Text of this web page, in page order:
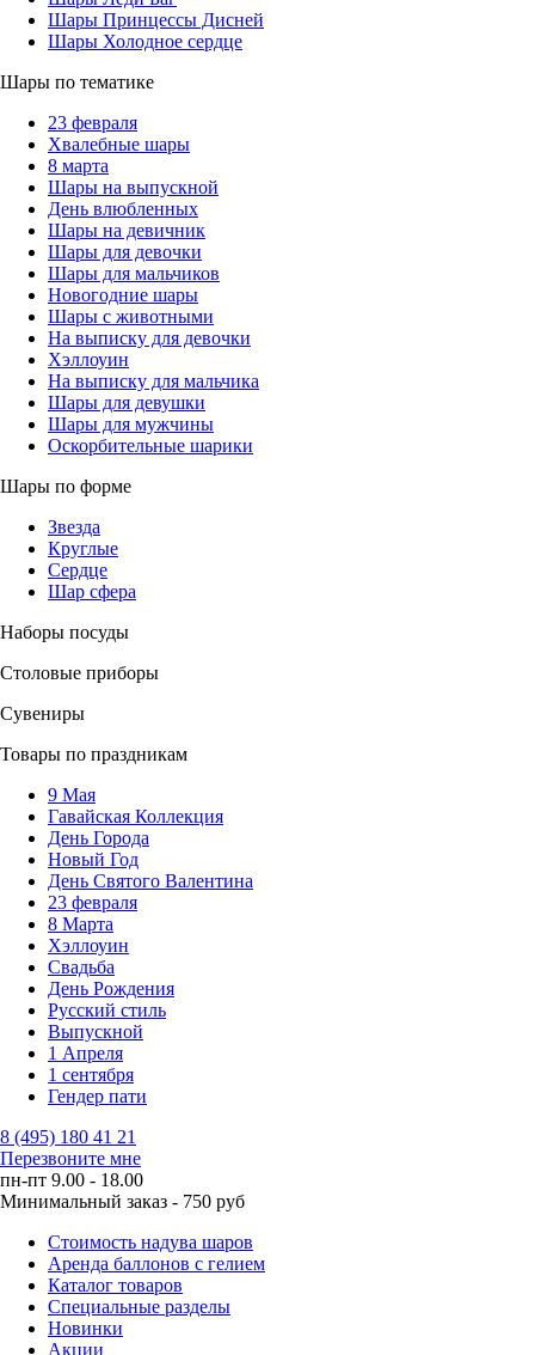
Шары Принцессы Дисней
Шары Холодное сердце
Шары по тематике
23 февраля
Хвалебные шары
8 марта
Шары на выпускной
День влюбленных
Шары на девичник
Шары для девочки
Шары для мальчиков
Новогодние шары
Шары с животными
На выписку для девочки
Хэллоуин
На выписку для мальчика
Шары для девушки
Шары для мужчины
Оскорбительные шарики
Шары по форме
Звезда
Круглые
Сердце
Шар сфера
Наборы посуды
Столовые приборы
Сувениры
Товары по праздникам
9 Мая
Гавайская Коллекция
День Города
Новый Год
День Святого Валентина
23 февраля
8 Марта
Хэллоуин
Свадьба
День Рождения
Русский стиль
Выпускной
1 Апреля
1 сентября
Гендер пати
8 (495) 180 41 21
Перезвоните мне
пн-пт 9.00 - 18.00
Минимальный заказ - 750 руб
Стоимость надува шаров
Аренда баллонов с гелием
Каталог товаров
Специальные разделы
Новинки
Акции